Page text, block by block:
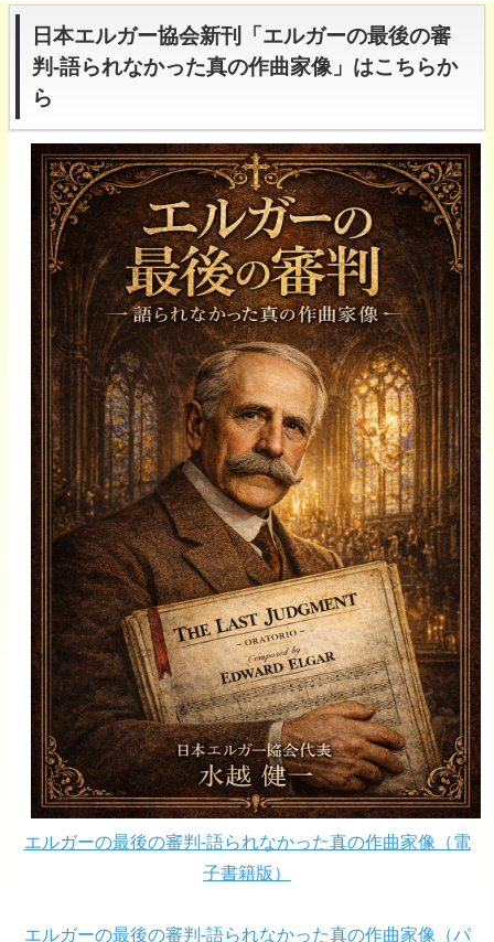
日本エルガー協会新刊「エルガーの最後の審
判-語られなかった真の作曲家像」はこちらか
ら
エルガーの最後の審判-語られなかった真の作曲家像（電
子書籍版）
エルガーの最後の審判-語られなかった真の作曲家像（パ